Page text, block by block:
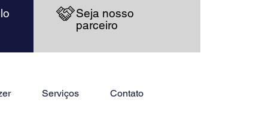
Seja nosso
parceiro
Serviços Contato